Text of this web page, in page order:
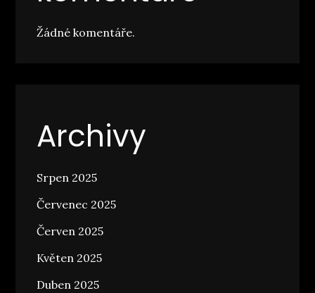
Žádné komentáře.
Archivy
Srpen 2025
Červenec 2025
Červen 2025
Květen 2025
Duben 2025